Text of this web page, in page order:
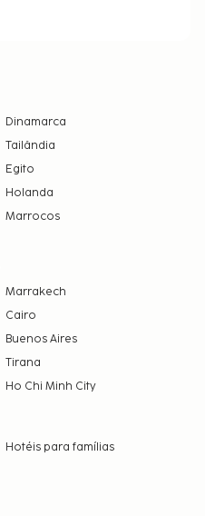
Dinamarca
Tailândia
Egito
Holanda
Marrocos
Marrakech
Cairo
Buenos Aires
Tirana
Ho Chi Minh City
Hotéis para famílias